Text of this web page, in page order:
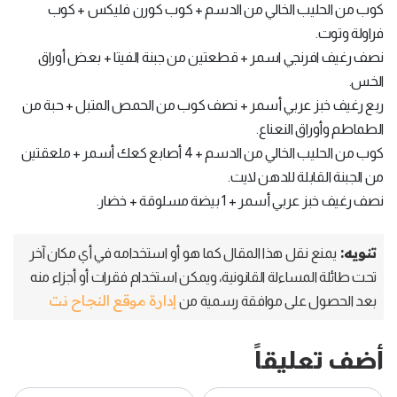
كوب من الحليب الخالي من الدسم + كوب كورن فليكس + كوب
فراولة وتوت.
نصف رغيف افرنجي اسمر + قطعتين من جبنة الفيتا + بعض أوراق
الخس.
ربع رغيف خبز عربي أسمر + نصف كوب من الحمص المتبل + حبة من
الطماطم وأوراق النعناع.
كوب من الحليب الخالي من الدسم + 4 أصابع كعك أسمر + ملعقتين
من الجبنة القابلة للدهن لايت.
نصف رغيف خبز عربي أسمر + 1 بيضة مسلوقة + خضار.
تنويه: يمنع نقل هذا المقال كما هو أو استخدامه في أي مكان آخر
تحت طائلة المساءلة القانونية، ويمكن استخدام فقرات أو أجزاء منه
بعد الحصول على موافقة رسمية من إدارة موقع النجاح نت
أضف تعليقاً